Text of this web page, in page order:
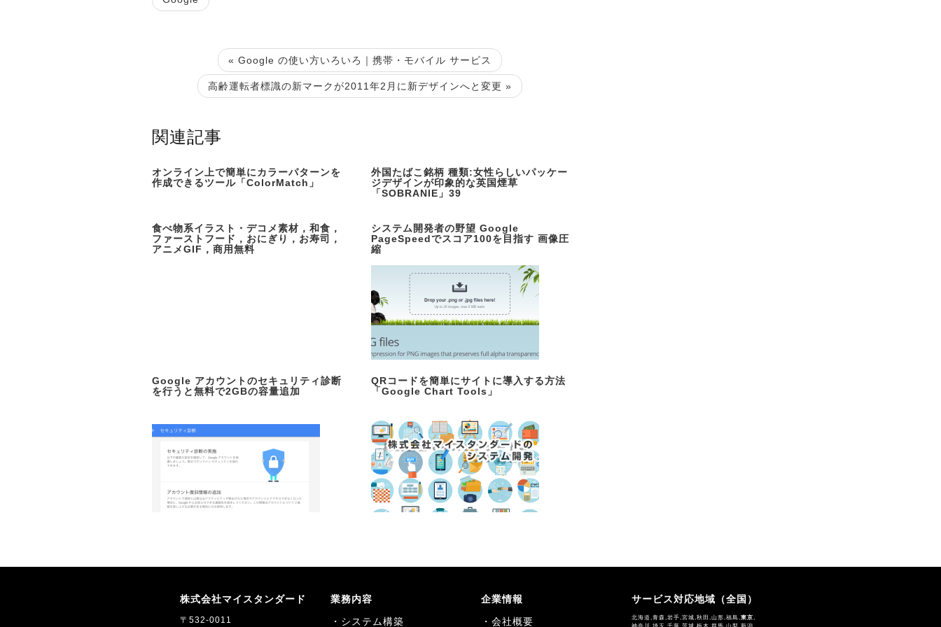
« Google の使い方いろいろ｜携帯・モバイル サービス
高齢運転者標識の新マークが2011年2月に新デザインへと変更 »
関連記事
オンライン上で簡単にカラーパターンを
作成できるツール「ColorMatch」
外国たばこ銘柄 種類:女性らしいパッケー
ジデザインが印象的な英国煙草
「SOBRANIE」39
食べ物系イラスト・デコメ素材，和食，
ファーストフード，おにぎり，お寿司，
アニメGIF，商用無料
システム開発者の野望 Google
PageSpeedでスコア100を目指す 画像圧
縮
Google アカウントのセキュリティ診断
を行うと無料で2GBの容量追加
QRコードを簡単にサイトに導入する方法
「Google Chart Tools」
株式会社マイスタンダード
〒532-0011
業務内容
・システム構築
企業情報
・会社概要
サービス対応地域（全国）
北海道,青森,岩手,宮城,秋田,山形,福島,東京,